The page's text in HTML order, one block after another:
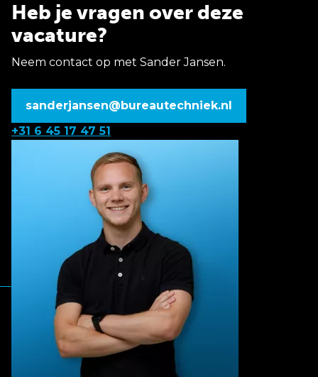
Heb je vragen over deze
vacature?
Neem contact op met Sander Jansen.
sanderjansen@bureautechniek.nl
+31 6 45 17 47 51